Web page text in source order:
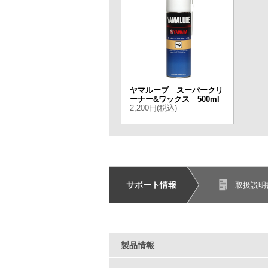
ヤマルーブ スーパークリ
ーナー&ワックス 500ml
2,200円(税込)
サポート情報 取扱説明
製品情報